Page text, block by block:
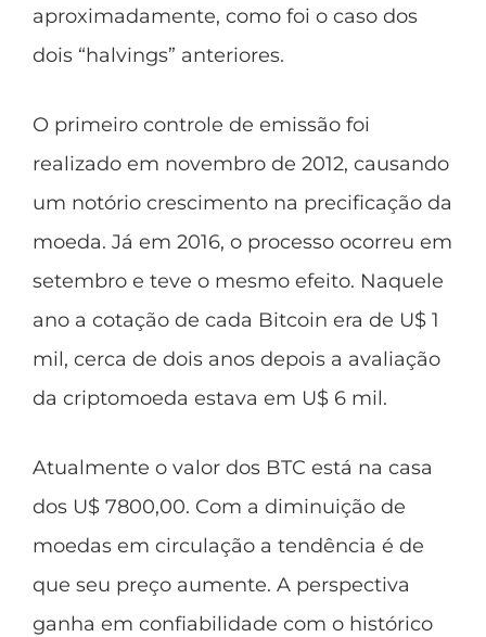
aproximadamente, como foi o caso dos
dois “halvings” anteriores.
O primeiro controle de emissão foi
realizado em novembro de 2012, causando
um notório crescimento na precificação da
moeda. Já em 2016, o processo ocorreu em
setembro e teve o mesmo efeito. Naquele
ano a cotação de cada Bitcoin era de U$ 1
mil, cerca de dois anos depois a avaliação
da criptomoeda estava em U$ 6 mil.
Atualmente o valor dos BTC está na casa
dos U$ 7800,00. Com a diminuição de
moedas em circulação a tendência é de
que seu preço aumente. A perspectiva
ganha em confiabilidade com o histórico